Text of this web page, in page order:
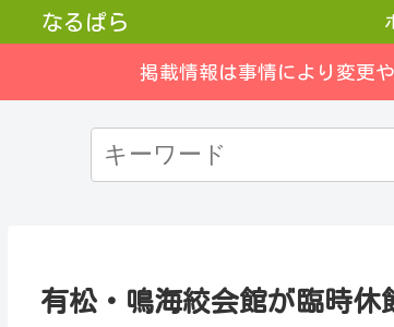
なるぱら
掲載情報は事情により変更
有松・鳴海絞会館が臨時